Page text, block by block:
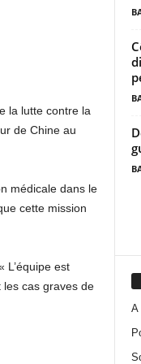
la lutte contre la
de Chine au
médicale dans le
cette mission
L’équipe est
cas graves de
A